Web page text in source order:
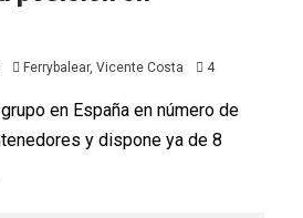
Ferrybalear, Vicente Costa 4
en España en número de
y dispone ya de 8